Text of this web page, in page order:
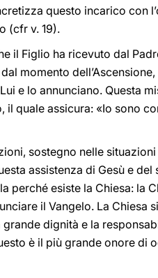
questo incarico con
(cfr v. 19).
il Figlio ha ricevuto dal
momento
e lo annunciano. Questa
quale assicura: «Io sono
sostegno nelle
assistenza di Gesù e
perché esiste la Chiesa: la
il Vangelo. La Chiesa
dignità e la
è il più grande onore di